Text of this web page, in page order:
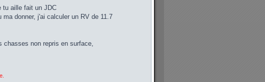
tu aille fait un JDC
donner, j'ai calculer un RV de 11.7
chasses non repris en surface,